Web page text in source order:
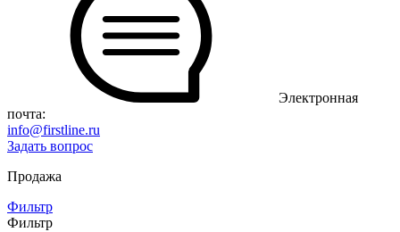
Электронная
почта:
info@firstline.ru
Задать вопрос
Продажа
Фильтр
Фильтр